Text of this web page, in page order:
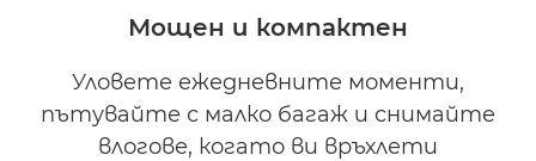
РАЗГЛЕДАЙТЕ ГАМАТА
Мощен и компактен
Уловете ежедневните моменти,
пътувайте с малко багаж и снимайте
влогове, когато ви връхлети